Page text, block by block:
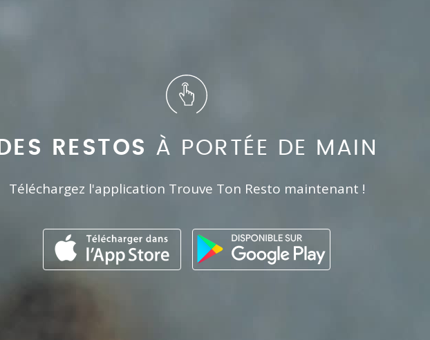
DES RESTOS À PORTÉE DE MAIN
Téléchargez l'application Trouve Ton Resto maintenant !